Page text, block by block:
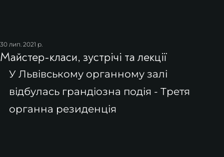
Майстер-класи, зустрічі та лекції
30 лип. 2021 р.
У Львівському органному залі
відбулась грандіозна подія - Третя
органна резиденція